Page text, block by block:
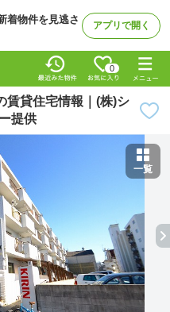
着物件を見逃さ
アプリで開く
0
賃貸住宅情報｜(株)シ
提供
一覧